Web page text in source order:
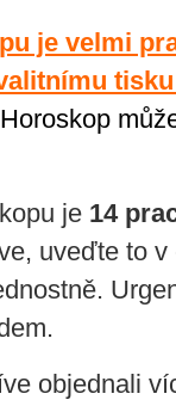
je velmi
Horoskop
je 14
uveďte to
U
objednali